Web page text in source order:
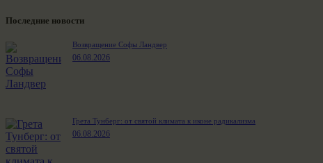
Последние новости
Возвращение Софы Ландвер
06.08.2026
Грета Тунберг: от святой климата к иконе радикализма
06.08.2026